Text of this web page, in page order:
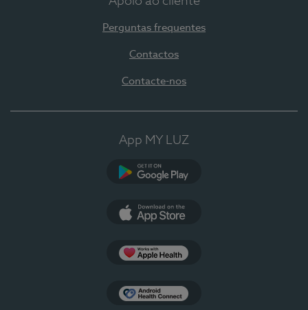
Perguntas frequentes
Contactos
Contacte-nos
App MY LUZ